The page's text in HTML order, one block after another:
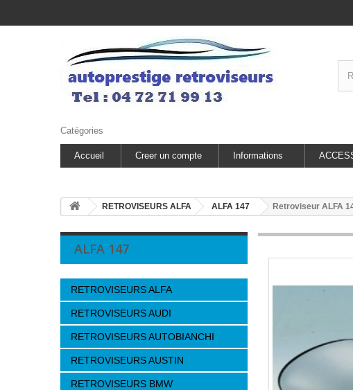
Catégories
Accueil Creer un compte Informations
RETROVISEURS ALFA ALFA 147 Retroviseur ALFA
ALFA 147
RETROVISEURS ALFA
RETROVISEURS AUDI
RETROVISEURS AUTOBIANCHI
RETROVISEURS AUSTIN
RETROVISEURS BMW